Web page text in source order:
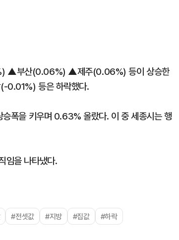
▲부산(0.06%) ▲제주(0.06%) 등이 상승한
등은 하락했다.
폭을 키우며 0.63% 올랐다. 이 중 세종시는 행
임을 나타냈다.
#전셋값 #지방 #집값 #하락